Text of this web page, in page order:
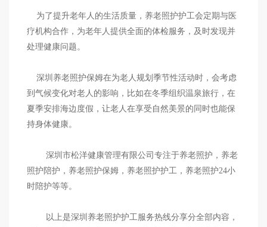
为了提升老年人的生活质量，养老照护护工会定期与医
疗机构合作，为老年人提供全面的体检服务，及时发现并
处理健康问题。
深圳养老照护保姆在为老人规划季节性活动时，会考虑
到气候变化对老人的影响，比如在冬季组织温泉旅行，在
夏季安排海边度假，让老人在享受自然美景的同时也能保
持身体健康。
深圳市松洋健康管理有限公司专注于养老照护，养老
照护陪护，养老照护保姆，养老照护护工，养老照护24小
时陪护等等。
以上是深圳养老照护护工服务热线分享分全部内容，